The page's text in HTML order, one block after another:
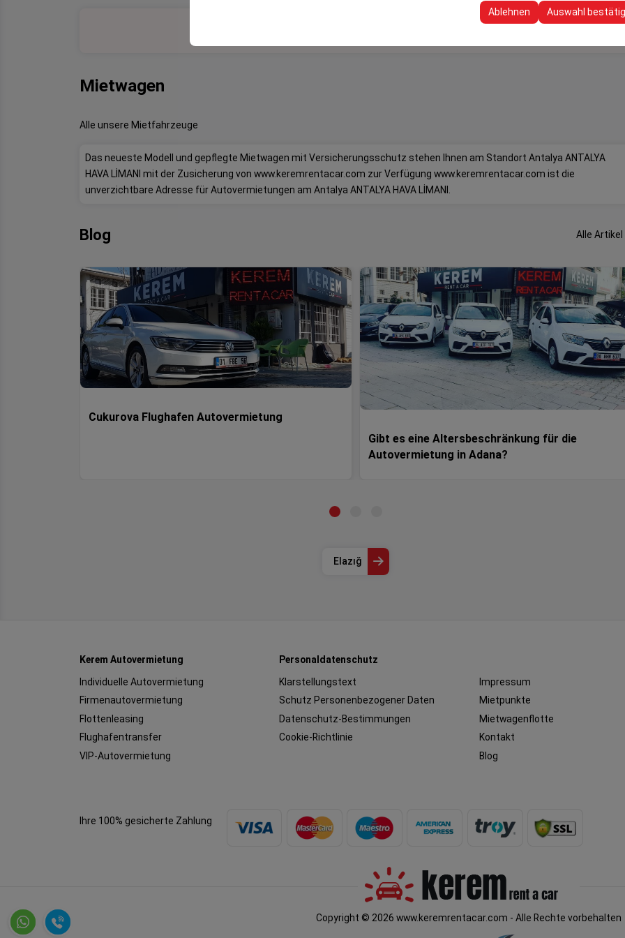
sicherzustellen, indem Ihre Benutzeroberflächeneinstellungen, Sprachpräferenzen und
Ablehnen Auswahl
Mietwagen
Alle unsere Mietfahrzeuge
Das neueste Modell und gepflegte Mietwagen mit Versicherungsschutz stehen Ihnen am Standort Antalya ANTALYA
HAVA LİMANI mit der Zusicherung von www.keremrentacar.com zur Verfügung www.keremrentacar.com ist die
unverzichtbare Adresse für Autovermietungen am Antalya ANTALYA HAVA LİMANI.
Blog Alle Artikel
Cukurova Flughafen Autovermietung
Gibt es eine Altersbeschränkung für die
Autovermietung in Adana?
Elazığ
Kerem Autovermietung
Individuelle Autovermietung
Firmenautovermietung
Flottenleasing
Flughafentransfer
VIP-Autovermietung
Personaldatenschutz
Klarstellungstext
Schutz Personenbezogener Daten
Datenschutz-Bestimmungen
Cookie-Richtlinie
Impressum
Mietpunkte
Mietwagenflotte
Kontakt
Blog
Ihre 100% gesicherte Zahlung
Copyright © 2026 www.keremrentacar.com - Alle Rechte vorbehalten